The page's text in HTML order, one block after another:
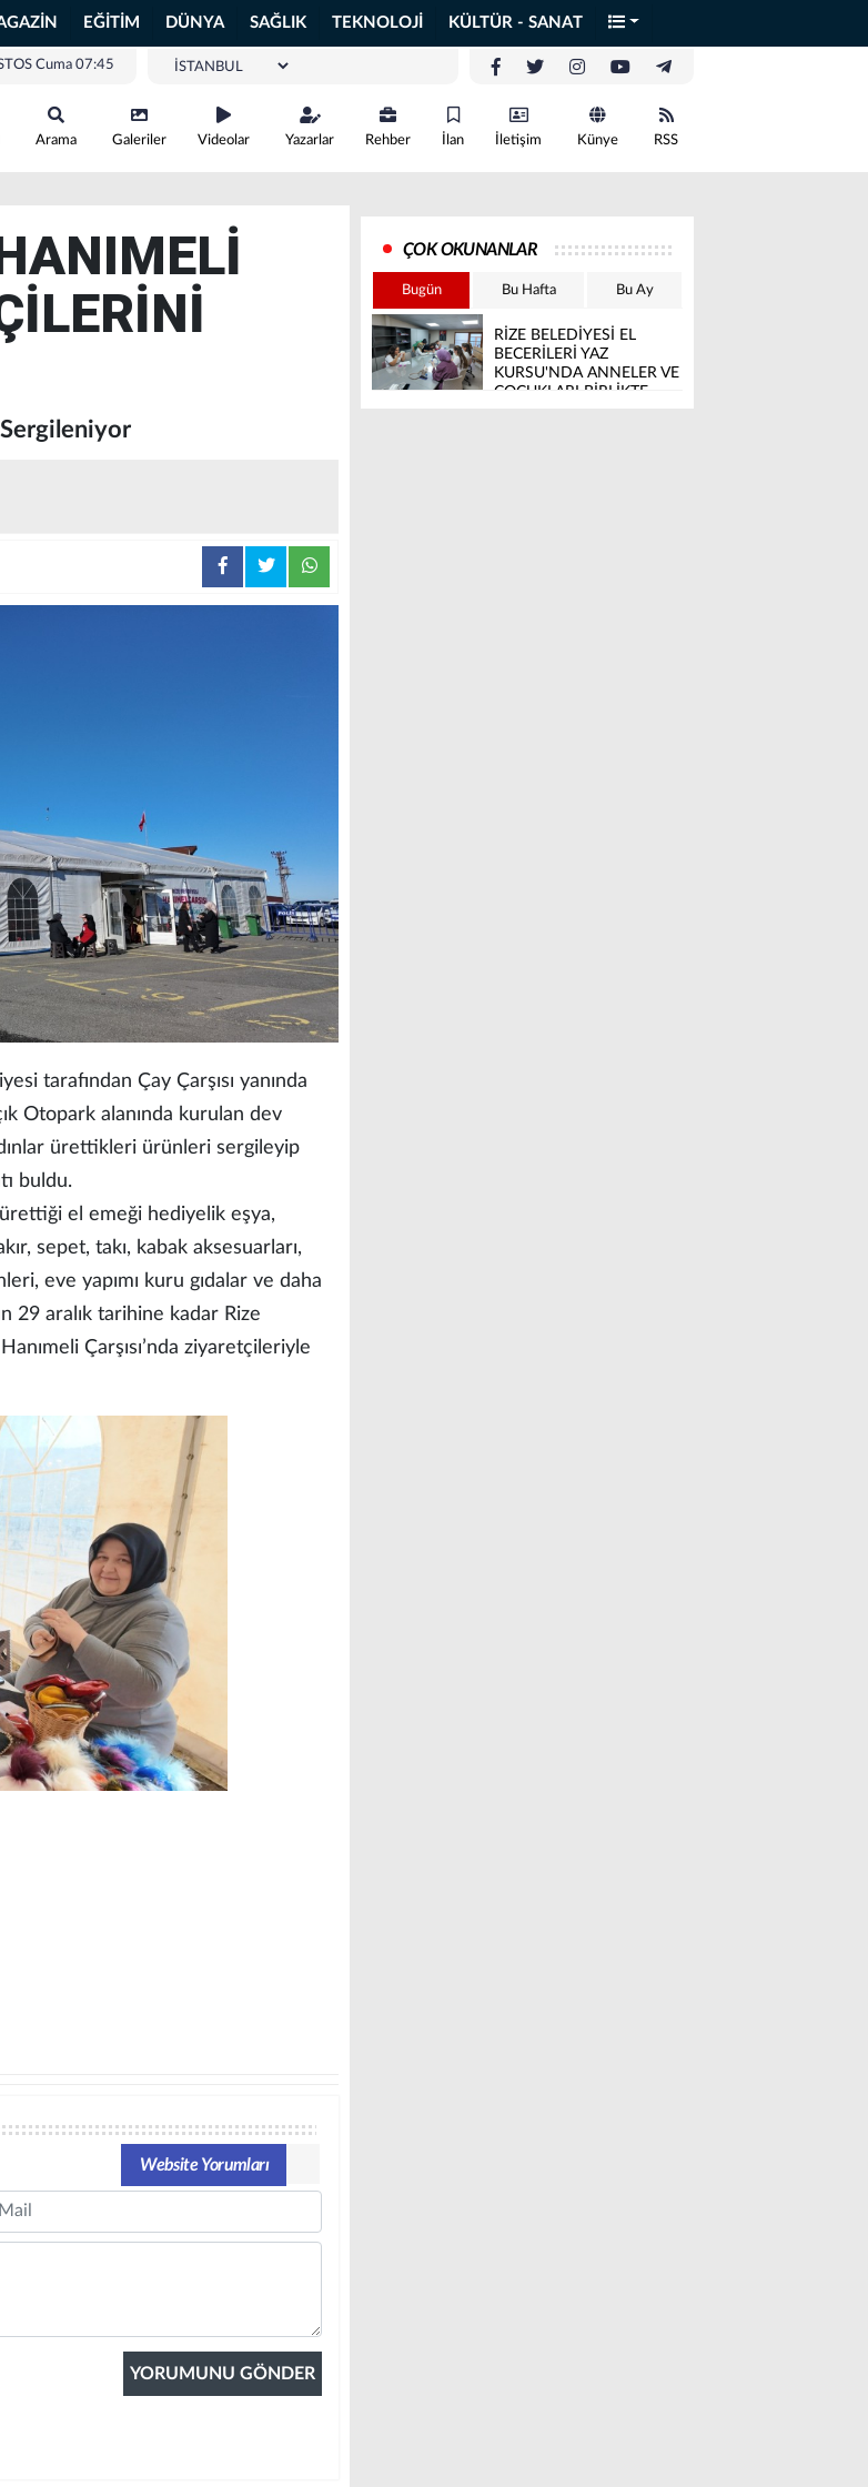
EĞİTİM DÜNYA SAĞLIK TEKNOLOJİ KÜLTÜR - SANAT
Cuma 07:45
Arama Galeriler Videolar Yazarlar Rehber İlan İletişim Künye RSS
Sergileniyor
tarafından Çay Çarşısı yanında
Otopark alanında kurulan dev
ürettikleri ürünleri sergileyip
buldu.
ürettiği el emeği hediyelik eşya,
sepet, takı, kabak aksesuarları,
eve yapımı kuru gıdalar ve daha
29 aralık tarihine kadar Rize
Çarşısı’nda ziyaretçileriyle
Website Yorumları
ÇOK OKUNANLAR
Bugün Bu Hafta Bu Ay
RİZE BELEDİYESİ EL
BECERİLERİ YAZ
KURSU'NDA ANNELER VE
ÇOCUKLARI BİRLİKTE